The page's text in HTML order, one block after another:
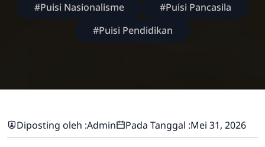
#Puisi Nasionalisme
#Puisi Pancasila
#Puisi Pendidikan
Diposting oleh :Admin Pada Tanggal :Mei 31, 2026